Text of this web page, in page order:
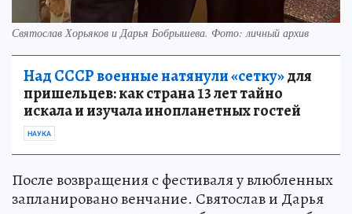
Святослав Хорьяков и Дарья Бобрышева. Фото: личный архив
Над СССР военные натянули «сетку»для
пришельцев: как страна 13 лет тайно
искала и изучала инопланетных гостей
НАУКА
После возвращения с фестиваля у влюбленных
запланировано венчание. Святослав и Дарья